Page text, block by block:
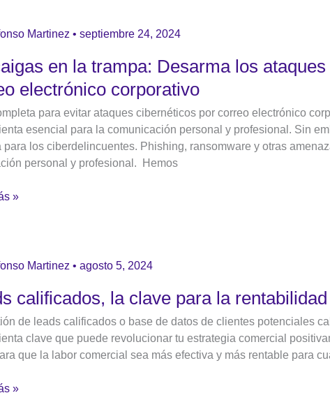
Martinez • septiembre 24, 2024
en la trampa: Desarma los
electrónico corporativo
para evitar ataques cibernéticos por correo electrónico
esencial para la comunicación personal y profesional. Sin
para los ciberdelincuentes. Phishing, ransomware y otras
personal y profesional. Hemos
»
Martinez • agosto 5, 2024
calificados, la clave para la
de leads calificados o base de datos de clientes potenciales
clave que puede revolucionar tu estrategia comercial
que la labor comercial sea más efectiva y más rentable para
»